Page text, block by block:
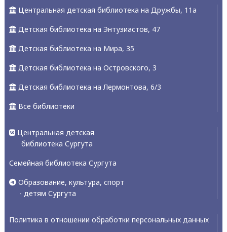
Центральная детская библиотека на Дружбы, 11а
Детская библиотека на Энтузиастов, 47
Детская библиотека на Мира, 35
Детская библиотека на Островского, 3
Детская библиотека на Лермонтова, 6/3
Все библиотеки
Центральная детская
библиотека Сургута
Семейная библиотека Сургута
Образование, культура, спорт
- детям Сургута
Политика в отношении обработки персональных данных